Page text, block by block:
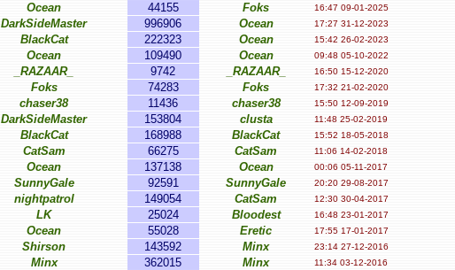
Ocean 44155 Foks 16:47 09-01-2025
DarkSideMaster 996906 Ocean 17:27 31-12-2023
BlackCat 222323 Ocean 15:42 26-02-2023
Ocean 109490 Ocean 09:48 05-10-2022
_RAZAAR_ 9742 _RAZAAR_ 16:50 15-12-2020
Foks 74283 Foks 17:32 21-02-2020
chaser38 11436 chaser38 15:50 12-09-2019
DarkSideMaster 153804 clusta 11:48 25-02-2019
BlackCat 168988 BlackCat 15:52 18-05-2018
CatSam 66275 CatSam 11:06 14-02-2018
Ocean 137138 Ocean 00:06 05-11-2017
SunnyGale 92591 SunnyGale 20:20 29-08-2017
nightpatrol 149054 CatSam 12:30 30-04-2017
LK 25024 Bloodest 16:48 23-01-2017
Ocean 55028 Eretic 17:55 17-01-2017
Shirson 143592 Minx 23:14 27-12-2016
Minx 362015 Minx 11:34 03-12-2016